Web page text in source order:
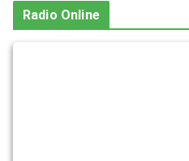
Radio Online